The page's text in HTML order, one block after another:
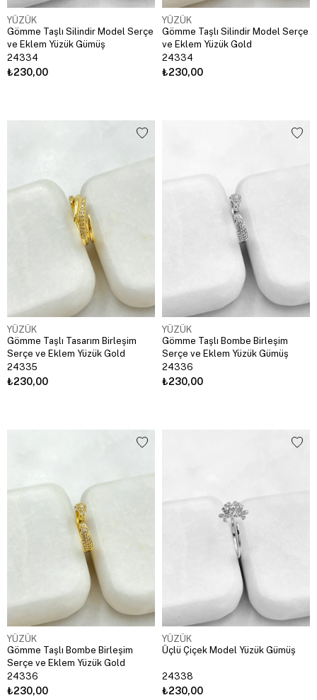
YÜZÜK
Gömme Taşlı Silindir Model Serçe
ve Eklem Yüzük Gümüş
24334
₺230,00
YÜZÜK
Gömme Taşlı Silindir Model Serçe
ve Eklem Yüzük Gold
24334
₺230,00
YÜZÜK
Gömme Taşlı Tasarım Birleşim
Serçe ve Eklem Yüzük Gold
24335
₺230,00
YÜZÜK
Gömme Taşlı Bombe Birleşim
Serçe ve Eklem Yüzük Gümüş
24336
₺230,00
YÜZÜK
Gömme Taşlı Bombe Birleşim
Serçe ve Eklem Yüzük Gold
24336
₺230,00
YÜZÜK
Üçlü Çiçek Model Yüzük Gümüş
24338
₺230,00